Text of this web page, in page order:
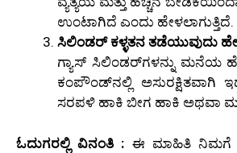
ಉಂಟಾಗಿದೆ ಎಂದು ಹೇಳಲಾಗುತ್ತಿದೆ.
ಸಿಲಿಂಡರ್ ಕಳ್ಳತನ ತಡೆಯುವುದು
ಗ್ಯಾಸ್ ಸಿಲಿಂಡರ್‌ಗಳನ್ನು ಮನೆಯ
ಕಂಪೌಂಡ್‌ನಲ್ಲಿ ಅಸುರಕ್ಷಿತವಾಗಿ
ಸರಪಳಿ ಹಾಕಿ ಬೀಗ ಹಾಕಿ ಅಥವಾ
ಓದುಗರಲ್ಲಿ ವಿನಂತಿ : ಈ ಮಾಹಿತಿ ನಿಮಗೆ